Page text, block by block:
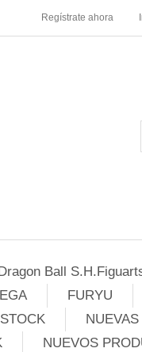
Regístrate ahora
Ball
FURYU
NUEVOS